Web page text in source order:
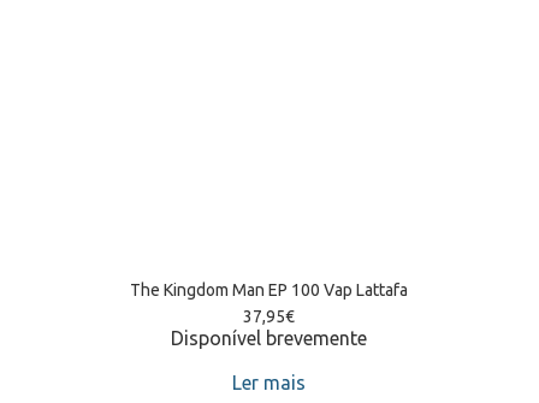
The Kingdom Man EP 100 Vap Lattafa
37,95€
Disponível brevemente
Ler mais